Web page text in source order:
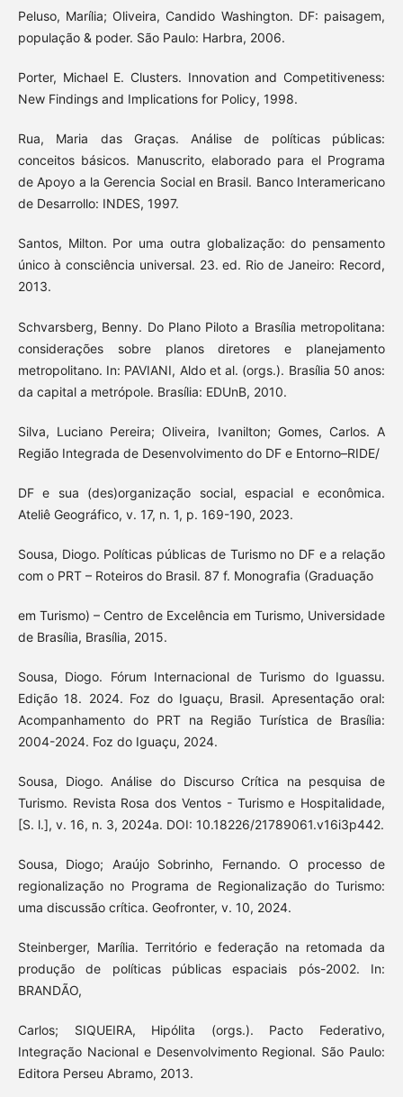
Peluso, Marília; Oliveira, Candido Washington. DF: paisagem,
população & poder. São Paulo: Harbra, 2006.
Porter, Michael E. Clusters. Innovation and Competitiveness:
New Findings and Implications for Policy, 1998.
Rua, Maria das Graças. Análise de políticas públicas:
conceitos básicos. Manuscrito, elaborado para el Programa
de Apoyo a la Gerencia Social en Brasil. Banco Interamericano
de Desarrollo: INDES, 1997.
Santos, Milton. Por uma outra globalização: do pensamento
único à consciência universal. 23. ed. Rio de Janeiro: Record,
2013.
Schvarsberg, Benny. Do Plano Piloto a Brasília metropolitana:
considerações sobre planos diretores e planejamento
metropolitano. In: PAVIANI, Aldo et al. (orgs.). Brasília 50 anos:
da capital a metrópole. Brasília: EDUnB, 2010.
Silva, Luciano Pereira; Oliveira, Ivanilton; Gomes, Carlos. A
Região Integrada de Desenvolvimento do DF e Entorno–RIDE/
DF e sua (des)organização social, espacial e econômica.
Ateliê Geográfico, v. 17, n. 1, p. 169-190, 2023.
Sousa, Diogo. Políticas públicas de Turismo no DF e a relação
com o PRT – Roteiros do Brasil. 87 f. Monografia (Graduação
em Turismo) – Centro de Excelência em Turismo, Universidade
de Brasília, Brasília, 2015.
Sousa, Diogo. Fórum Internacional de Turismo do Iguassu.
Edição 18. 2024. Foz do Iguaçu, Brasil. Apresentação oral:
Acompanhamento do PRT na Região Turística de Brasília:
2004-2024. Foz do Iguaçu, 2024.
Sousa, Diogo. Análise do Discurso Crítica na pesquisa de
Turismo. Revista Rosa dos Ventos - Turismo e Hospitalidade,
[S. l.], v. 16, n. 3, 2024a. DOI: 10.18226/21789061.v16i3p442.
Sousa, Diogo; Araújo Sobrinho, Fernando. O processo de
regionalização no Programa de Regionalização do Turismo:
uma discussão crítica. Geofronter, v. 10, 2024.
Steinberger, Marília. Território e federação na retomada da
produção de políticas públicas espaciais pós-2002. In:
BRANDÃO,
Carlos; SIQUEIRA, Hipólita (orgs.). Pacto Federativo,
Integração Nacional e Desenvolvimento Regional. São Paulo:
Editora Perseu Abramo, 2013.